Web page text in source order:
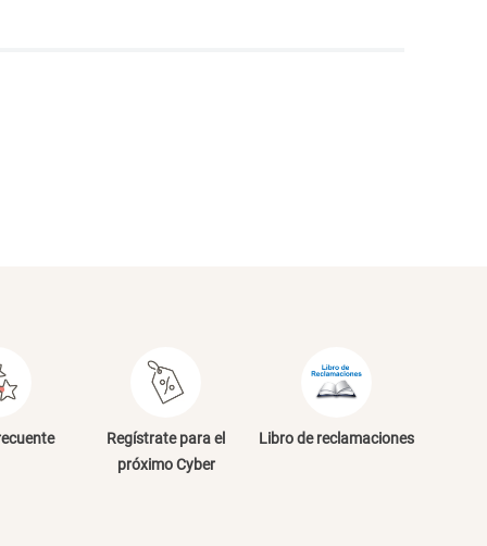
Regístrate para el
próximo Cyber
Libro de reclamaciones